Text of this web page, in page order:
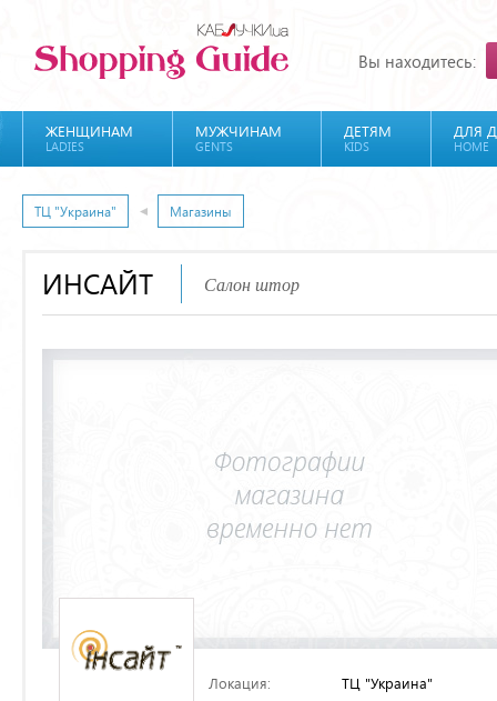
Вы находитесь:
ЖЕНЩИНАМ
LADIES
МУЖЧИНАМ
GENTS
ДЕТЯМ
KIDS
ДЛЯ
HOME
ТЦ "Украина" Магазины
ИНСАЙТ Салон штор
Локация:
ТЦ "Украина"